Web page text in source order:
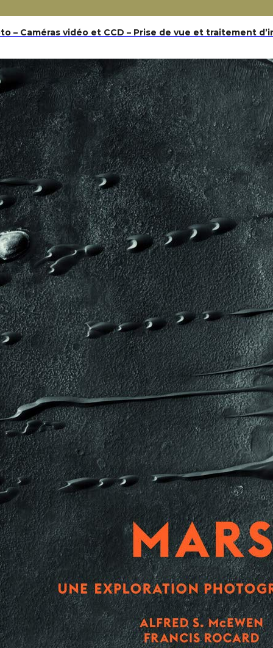
– Caméras vidéo et CCD – Prise de vue et traitement